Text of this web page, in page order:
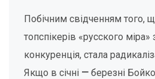
Побічним свідченням того,
топспікерів «русского міра»
конкуренція, стала
Якщо в січні — березні